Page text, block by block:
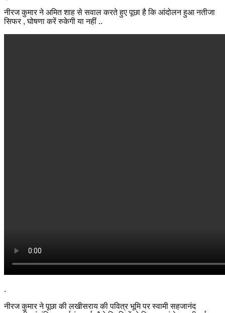
नीरज कुमार ने अमित शाह से सवाल करते हुए पूछा है कि आंदोलन हुआ नतीजा
सिफर , घोषणा करें रुकेगी या नहीं ..
.
नीरज कुमार ने पूछा की लखीसराय की पवित्र भूमि पर स्वामी सहजानंद